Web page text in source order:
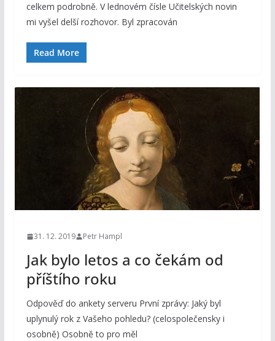
celkem podrobně. V lednovém čísle Učitelských novin
mi vyšel delší rozhovor. Byl zpracován
Read More
31. 12. 2019 Petr Hampl
Jak bylo letos a co čekám od
příštího roku
Odpověď do ankety serveru První zprávy: Jaký byl
uplynulý rok z Vašeho pohledu? (celospolečensky i
osobně) Osobně to pro měl